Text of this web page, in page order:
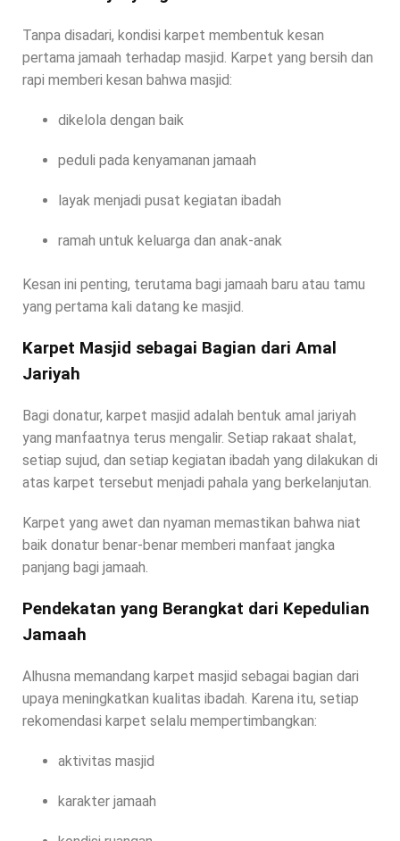
Tanpa disadari, kondisi karpet membentuk kesan
pertama jamaah terhadap masjid. Karpet yang bersih dan
rapi memberi kesan bahwa masjid:
dikelola dengan baik
peduli pada kenyamanan jamaah
layak menjadi pusat kegiatan ibadah
ramah untuk keluarga dan anak-anak
Kesan ini penting, terutama bagi jamaah baru atau tamu
yang pertama kali datang ke masjid.
Karpet Masjid sebagai Bagian dari Amal
Jariyah
Bagi donatur, karpet masjid adalah bentuk amal jariyah
yang manfaatnya terus mengalir. Setiap rakaat shalat,
setiap sujud, dan setiap kegiatan ibadah yang dilakukan di
atas karpet tersebut menjadi pahala yang berkelanjutan.
Karpet yang awet dan nyaman memastikan bahwa niat
baik donatur benar-benar memberi manfaat jangka
panjang bagi jamaah.
Pendekatan yang Berangkat dari Kepedulian
Jamaah
Alhusna memandang karpet masjid sebagai bagian dari
upaya meningkatkan kualitas ibadah. Karena itu, setiap
rekomendasi karpet selalu mempertimbangkan:
aktivitas masjid
karakter jamaah